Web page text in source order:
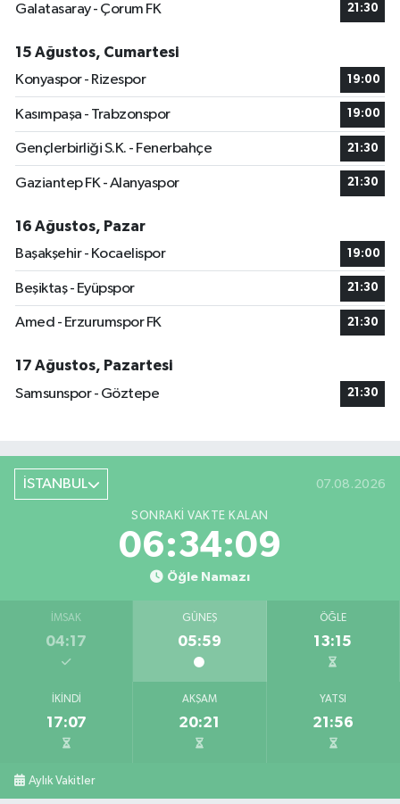
Galatasaray - Çorum FK
21:30
15 Ağustos, Cumartesi
Konyaspor - Rizespor
19:00
Kasımpaşa - Trabzonspor 19:00
Gençlerbirliği S.K. - Fenerbahçe 21:30
Gaziantep FK - Alanyaspor 21:30
16 Ağustos, Pazar
Başakşehir - Kocaelispor
19:00
Beşiktaş - Eyüpspor 21:30
Amed - Erzurumspor FK 21:30
17 Ağustos, Pazartesi
Samsunspor - Göztepe
21:30
İSTANBUL 07.08.2026
SONRAKI VAKTE KALAN
06:34:08
Öğle Namazı
İMSAK
04:17
GÜNEŞ
05:59
ÖĞLE
13:15
İKINDI
17:07
AKŞAM
20:21
YATSI
21:56
Aylık Vakitler